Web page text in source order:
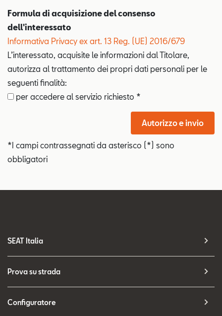
Formula di acquisizione del consenso
dell'interessato
Informativa Privacy ex art. 13 Reg. (UE) 2016/679
L’interessato, acquisite le informazioni dal Titolare,
autorizza al trattamento dei propri dati personali per le
seguenti finalità:
per accedere al servizio richiesto *
Autorizzo e invio
*I campi contrassegnati da asterisco (*) sono
obbligatori
SEAT Italia
Prova su strada
Configuratore